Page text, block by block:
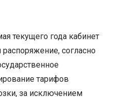
текущего года кабинет
согласно
тарифов
за исключением